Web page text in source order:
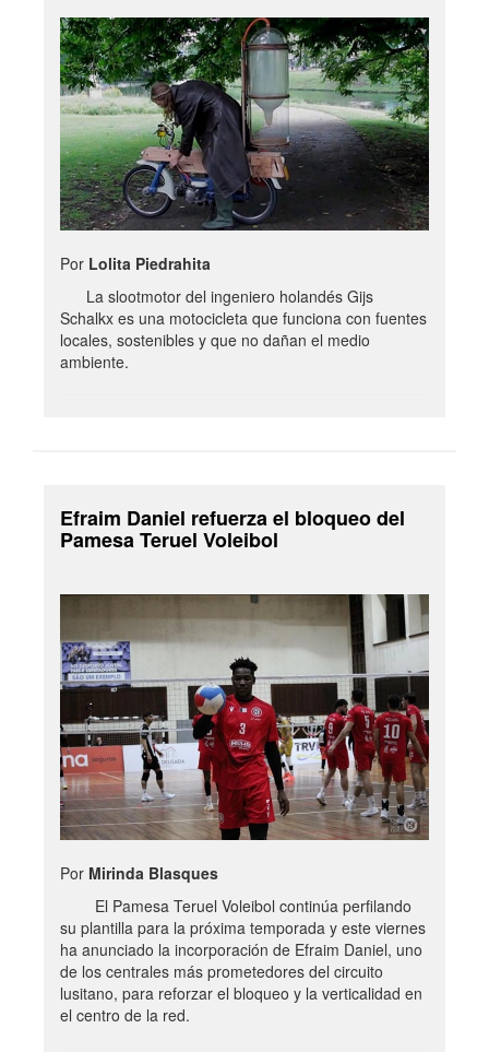
Por Lolita Piedrahita
La slootmotor del ingeniero holandés Gijs
Schalkx es una motocicleta que funciona con fuentes
locales, sostenibles y que no dañan el medio
ambiente.
Efraim Daniel refuerza el bloqueo del
Pamesa Teruel Voleibol
Por Mirinda Blasques
El Pamesa Teruel Voleibol continúa perfilando
su plantilla para la próxima temporada y este viernes
ha anunciado la incorporación de Efraim Daniel, uno
de los centrales más prometedores del circuito
lusitano, para reforzar el bloqueo y la verticalidad en
el centro de la red.